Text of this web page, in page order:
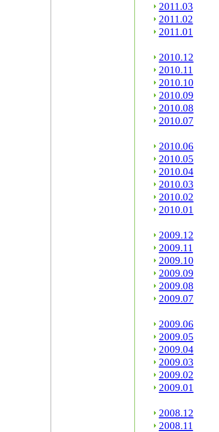
2011.03
2011.02
2011.01
2010.12
2010.11
2010.10
2010.09
2010.08
2010.07
2010.06
2010.05
2010.04
2010.03
2010.02
2010.01
2009.12
2009.11
2009.10
2009.09
2009.08
2009.07
2009.06
2009.05
2009.04
2009.03
2009.02
2009.01
2008.12
2008.11